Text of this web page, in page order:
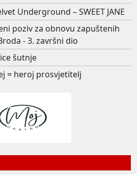
Underground – SWEET JANE
poziv za obnovu zapuštenih
- 3. završni dio
šutnje
= heroj prosvjetitelj